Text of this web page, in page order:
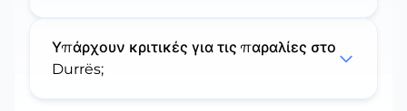
Υπάρχουν κριτικές για τις παραλίες στο
Durrës;